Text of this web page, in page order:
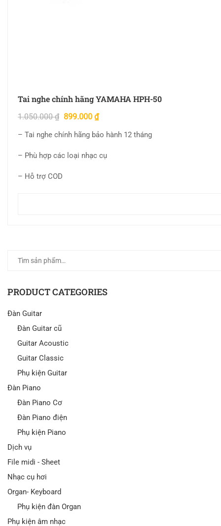
Tai nghe chính hãng YAMAHA HPH-50
1.050.000₫ 899.000 ₫
– Tai nghe chính hãng bảo hành 12 tháng
– Phù hợp các loại nhạc cụ
– Hỗ trợ COD
PRODUCT CATEGORIES
Đàn Guitar
Đàn Guitar cũ
Guitar Acoustic
Guitar Classic
Phụ kiện Guitar
Đàn Piano
Đàn Piano Cơ
Đàn Piano điện
Phụ kiện Piano
Dịch vụ
File midi - Sheet
Nhạc cụ hơi
Organ- Keyboard
Phụ kiện đàn Organ
Phụ kiện âm nhạc